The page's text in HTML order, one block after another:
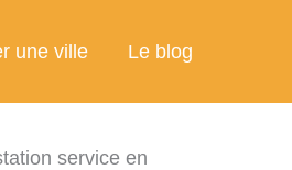
une ville Le blog
service en